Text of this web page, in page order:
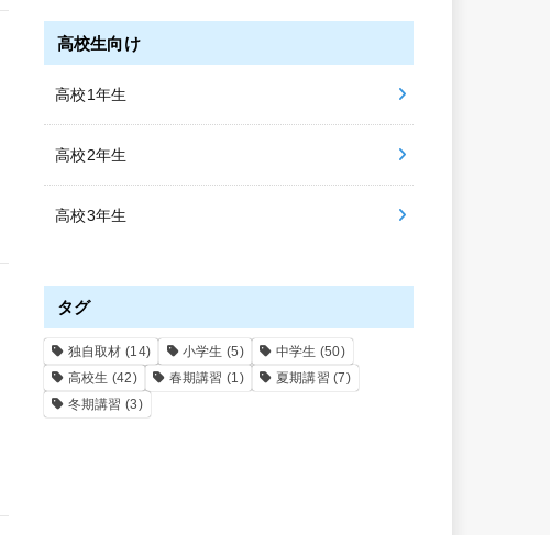
高校生向け
高校1年生
高校2年生
高校3年生
タグ
独自取材 (14) 小学生 (5) 中学生 (50)
高校生 (42) 春期講習 (1) 夏期講習 (7)
冬期講習 (3)